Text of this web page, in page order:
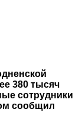
380 тысяч
сотрудники
сообщил